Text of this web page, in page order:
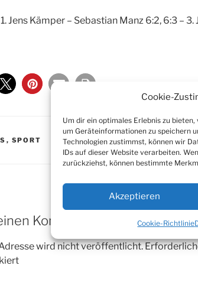
Cookie-
Um dir ein optimales Erlebnis zu
um Geräteinformationen zu speichern
Technologien zustimmst, können wir
IDs auf dieser Website verarbeiten.
zurückziehst, können bestimmte
Akzeptieren
Cookie-Richtlinie
Jens Kämper – Sebastian Manz 6:2, 6:3 – 3.
, SPORT
Kommentar
wird nicht veröffentlicht.